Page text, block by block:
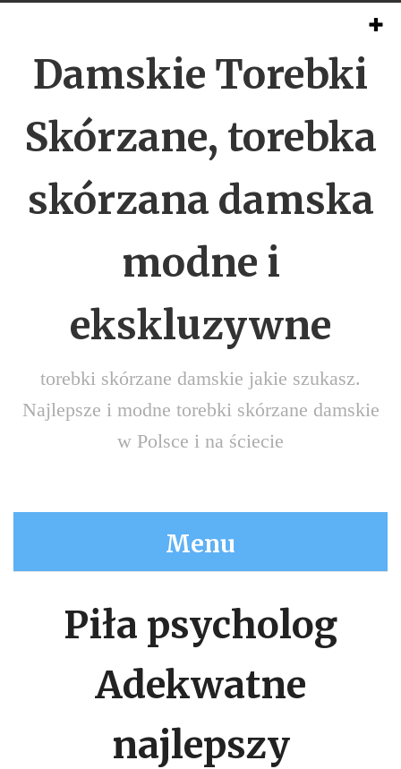
Damskie Torebki
Skórzane, torebka
skórzana damska
modne i
ekskluzywne
torebki skórzane damskie jakie szukasz.
Najlepsze i modne torebki skórzane damskie
w Polsce i na ściecie
Menu
Piła psycholog
Adekwatne
najlepszy